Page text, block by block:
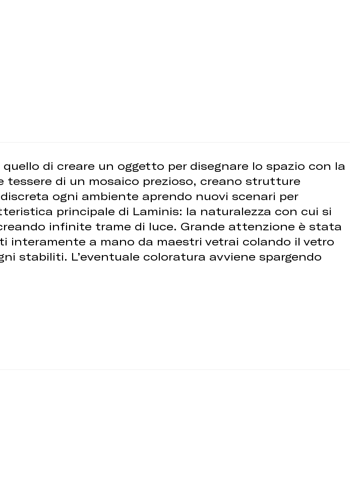
di creare un oggetto per disegnare lo spazio con la
tessere di un mosaico prezioso, creano strutture
ogni ambiente aprendo nuovi scenari per
principale di Laminis: la naturalezza con cui si
infinite trame di luce. Grande attenzione è stata
interamente a mano da maestri vetrai colando il vetro
stabiliti. L’eventuale coloratura avviene spargendo